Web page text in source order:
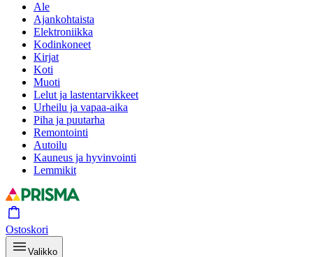
Ale
Ajankohtaista
Elektroniikka
Kodinkoneet
Kirjat
Koti
Muoti
Lelut ja lastentarvikkeet
Urheilu ja vapaa-aika
Piha ja puutarha
Remontointi
Autoilu
Kauneus ja hyvinvointi
Lemmikit
Ostoskori
Valikko